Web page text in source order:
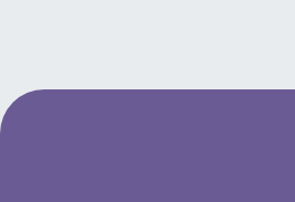
opera bet giriş